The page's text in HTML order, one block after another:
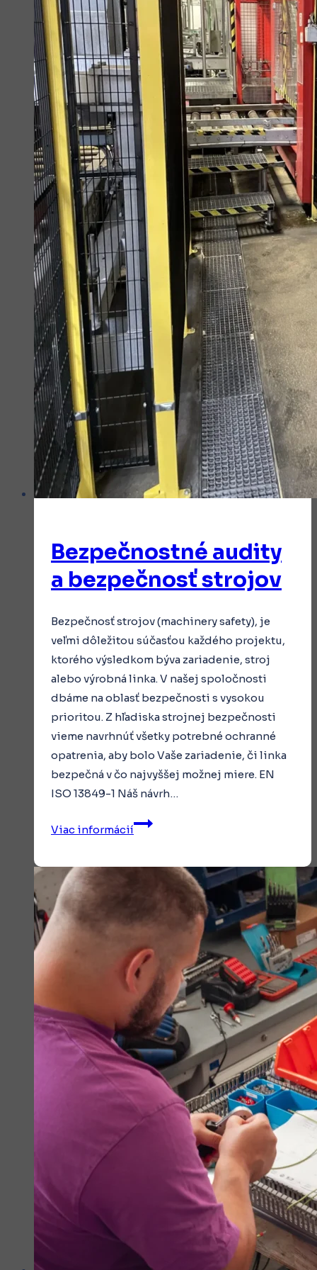
Bezpečnostné audity
a bezpečnosť strojov
Bezpečnosť strojov (machinery safety), je
veľmi dôležitou súčasťou každého projektu,
ktorého výsledkom býva zariadenie, stroj
alebo výrobná linka. V našej spoločnosti
dbáme na oblasť bezpečnosti s vysokou
prioritou. Z hľadiska strojnej bezpečnosti
vieme navrhnúť všetky potrebné ochranné
opatrenia, aby bolo Vaše zariadenie, či linka
bezpečná v čo najvyššej možnej miere. EN
ISO 13849-1 Náš návrh…
Viac informácií
Bezpečnostné
bezpečnosť